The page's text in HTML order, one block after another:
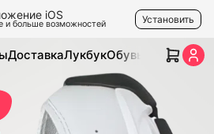
iOS
и больше возможностей Установить
ДоставкаЛукбукОбувь Одежда